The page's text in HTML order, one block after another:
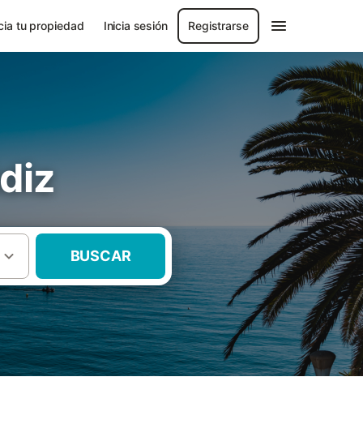
tu propiedad Inicia sesión Registrarse
BUSCAR